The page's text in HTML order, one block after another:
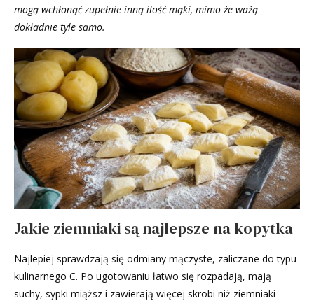
mogą wchłonąć zupełnie inną ilość mąki, mimo że ważą
dokładnie tyle samo.
Jakie ziemniaki są najlepsze na kopytka
Najlepiej sprawdzają się odmiany mączyste, zaliczane do typu
kulinarnego C. Po ugotowaniu łatwo się rozpadają, mają
suchy, sypki miąższ i zawierają więcej skrobi niż ziemniaki